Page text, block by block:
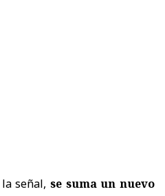
señal, se suma un nuevo